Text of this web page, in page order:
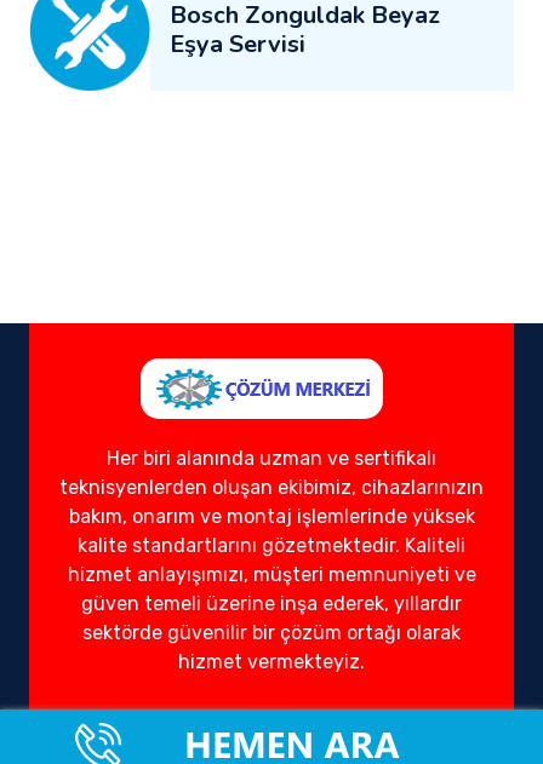
Bosch Zonguldak Beyaz
Eşya Servisi
Her biri alanında uzman ve sertifikalı
teknisyenlerden oluşan ekibimiz, cihazlarınızın
bakım, onarım ve montaj işlemlerinde yüksek
kalite standartlarını gözetmektedir. Kaliteli
hizmet anlayışımızı, müşteri memnuniyeti ve
güven temeli üzerine inşa ederek, yıllardır
sektörde güvenilir bir çözüm ortağı olarak
hizmet vermekteyiz.